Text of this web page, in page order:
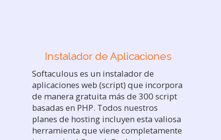
Instalador de Aplicaciones
Softaculous es un instalador de
aplicaciones web (script) que incorpora
de manera gratuita más de 300 script
basadas en PHP. Todos nuestros
planes de hosting incluyen esta valiosa
herramienta que viene completamente